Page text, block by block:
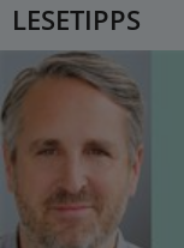
LESETIPPS